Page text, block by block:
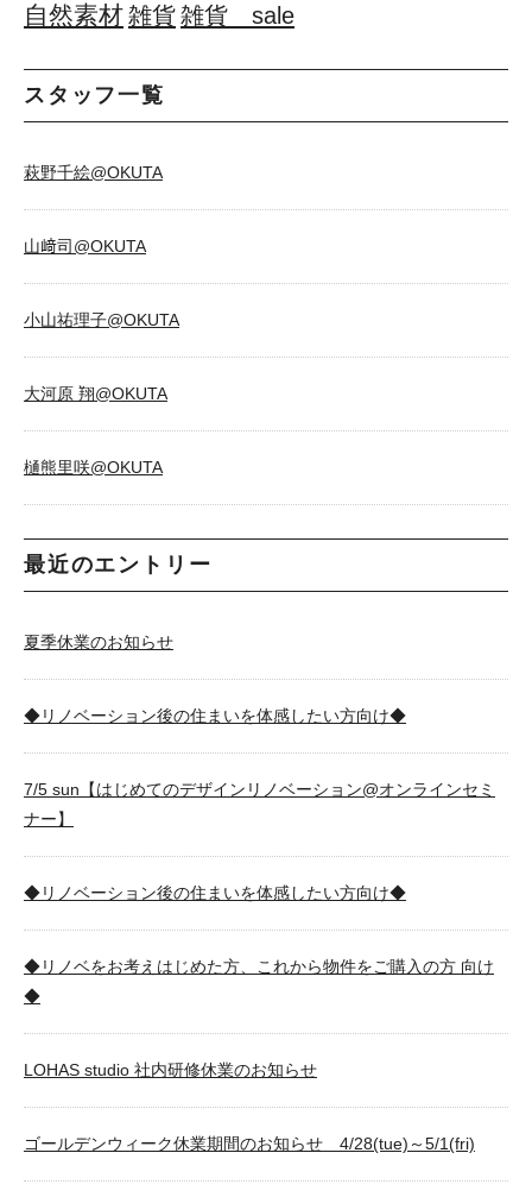
自然素材雑貨雑貨 sale
スタッフ一覧
萩野千絵@OKUTA
山﨑司@OKUTA
小山祐理子@OKUTA
大河原 翔@OKUTA
樋熊里咲@OKUTA
最近のエントリー
夏季休業のお知らせ
◆リノベーション後の住まいを体感したい方向け◆
7/5 sun【はじめてのデザインリノベーション@オンラインセミ
ナー】
◆リノベーション後の住まいを体感したい方向け◆
◆リノベをお考えはじめた方、これから物件をご購入の方 向け
◆
LOHAS studio 社内研修休業のお知らせ
ゴールデンウィーク休業期間のお知らせ 4/28(tue)～5/1(fri)